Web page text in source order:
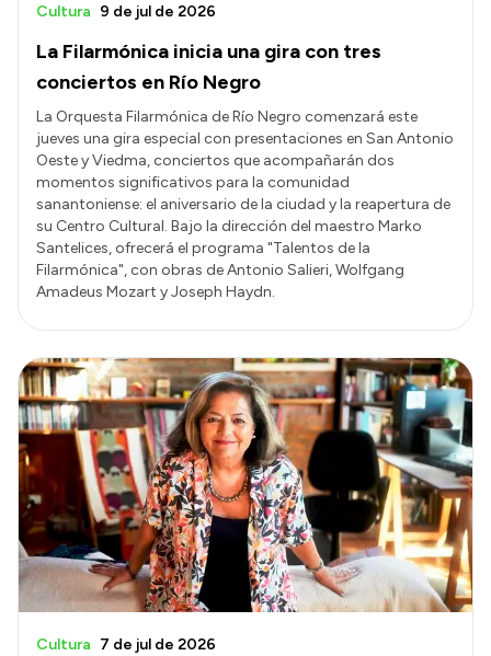
La Filarmónica inicia una gira con tres
conciertos en Río Negro
Cultura 9 de jul de 2026
La Orquesta Filarmónica de Río Negro comenzará este
jueves una gira especial con presentaciones en San Antonio
Oeste y Viedma, conciertos que acompañarán dos
momentos significativos para la comunidad
sanantoniense: el aniversario de la ciudad y la reapertura de
su Centro Cultural. Bajo la dirección del maestro Marko
Santelices, ofrecerá el programa "Talentos de la
Filarmónica", con obras de Antonio Salieri, Wolfgang
Amadeus Mozart y Joseph Haydn.
Cultura 7 de jul de 2026